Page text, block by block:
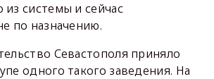
системы и сейчас
по назначению.
Севастополя приняло
одного такого заведения. На